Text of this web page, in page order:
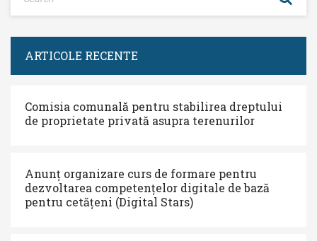
ARTICOLE RECENTE
Comisia comunală pentru stabilirea dreptului
de proprietate privată asupra terenurilor
Anunț organizare curs de formare pentru
dezvoltarea competențelor digitale de bază
pentru cetățeni (Digital Stars)